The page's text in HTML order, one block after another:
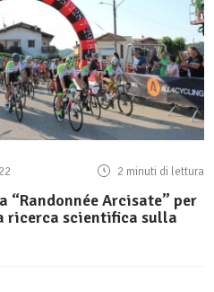
2 minuti di lettura
“Randonnée Arcisate” per
ricerca scientifica sulla